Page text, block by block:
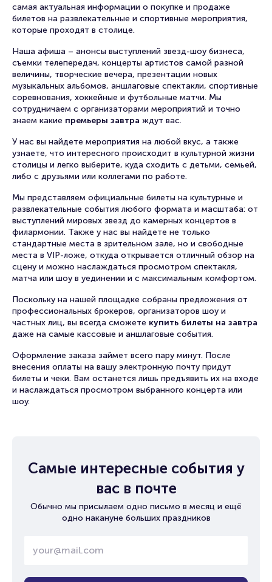
самая актуальная информации о покупке и продаже
билетов на развлекательные и спортивные мероприятия,
которые проходят в столице.
Наша афиша – анонсы выступлений звезд-шоу бизнеса,
съемки телепередач, концерты артистов самой разной
величины, творческие вечера, презентации новых
музыкальных альбомов, аншлаговые спектакли, спортивные
соревнования, хоккейные и футбольные матчи. Мы
сотрудничаем с организаторами мероприятий и точно
знаем какие премьеры завтра ждут вас.
У нас вы найдете мероприятия на любой вкус, а также
узнаете, что интересного происходит в культурной жизни
столицы и легко выберите, куда сходить с детьми, семьей,
либо с друзьями или коллегами по работе.
Мы представляем официальные билеты на культурные и
развлекательные события любого формата и масштаба: от
выступлений мировых звезд до камерных концертов в
филармонии. Также у нас вы найдете не только
стандартные места в зрительном зале, но и свободные
места в VIP-ложе, откуда открывается отличный обзор на
сцену и можно наслаждаться просмотром спектакля,
матча или шоу в уединении и с максимальным комфортом.
Поскольку на нашей площадке собраны предложения от
профессиональных брокеров, организаторов шоу и
частных лиц, вы всегда сможете купить билеты на завтра
даже на самые кассовые и аншлаговые события.
Оформление заказа займет всего пару минут. После
внесения оплаты на вашу электронную почту придут
билеты и чеки. Вам останется лишь предъявить их на входе
и наслаждаться просмотром выбранного концерта или
шоу.
Самые интересные события у
вас в почте
Обычно мы присылаем одно письмо в месяц и ещё
одно накануне больших праздников